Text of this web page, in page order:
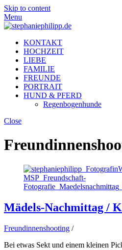
Skip to content
Menu
KONTAKT
HOCHZEIT
LIEBE
FAMILIE
FREUNDE
PORTRAIT
HUND & PFERD
Regenbogenhunde
Close
Mädels-Nachmittag /
Freundinnenshooting /
Bei etwas Sekt und einem kleinen